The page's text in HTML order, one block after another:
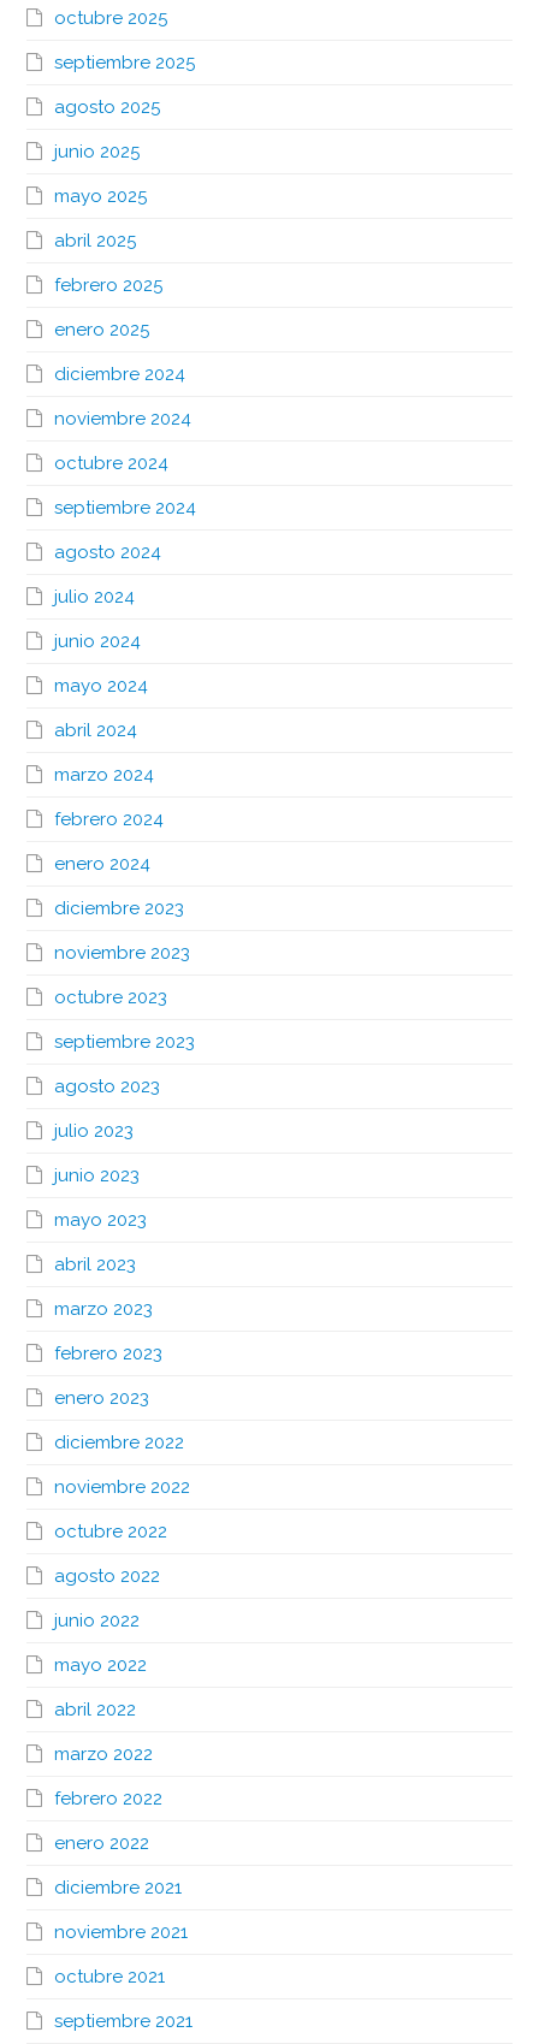
octubre 2025
septiembre 2025
agosto 2025
junio 2025
mayo 2025
abril 2025
febrero 2025
enero 2025
diciembre 2024
noviembre 2024
octubre 2024
septiembre 2024
agosto 2024
julio 2024
junio 2024
mayo 2024
abril 2024
marzo 2024
febrero 2024
enero 2024
diciembre 2023
noviembre 2023
octubre 2023
septiembre 2023
agosto 2023
julio 2023
junio 2023
mayo 2023
abril 2023
marzo 2023
febrero 2023
enero 2023
diciembre 2022
noviembre 2022
octubre 2022
agosto 2022
junio 2022
mayo 2022
abril 2022
marzo 2022
febrero 2022
enero 2022
diciembre 2021
noviembre 2021
octubre 2021
septiembre 2021